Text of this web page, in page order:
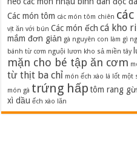
Các món tôm các món tôm chiên
vịt ăn với bún Các món ếch cá kho
mắm đơn giản gà nguyên con làm gì
bánh từ cơm nguội lươn kho sả miền tây
mặn cho bé tập ăn cơm
từ thịt ba chỉ món ếch xào lá lốt một
món gà trứng hấp tôm rang
xì dầu ếch xào lăn